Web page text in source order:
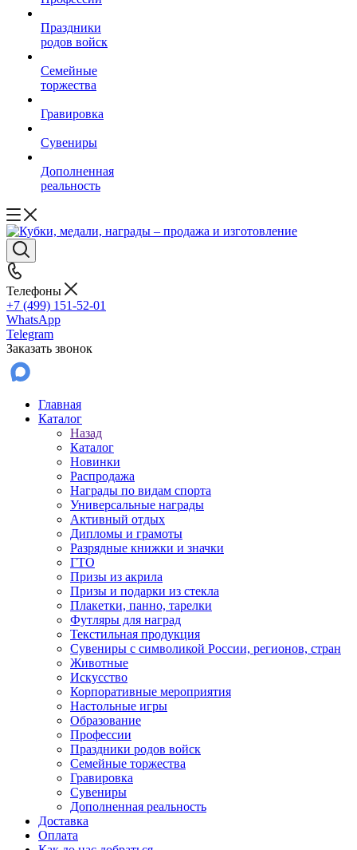
Праздники
родов войск
Семейные
торжества
Гравировка
Сувениры
Дополненная
реальность
Телефоны
+7 (499) 151-52-01
WhatsApp
Telegram
Заказать звонок
Главная
Каталог
Назад
Каталог
Новинки
Распродажа
Награды по видам спорта
Универсальные награды
Активный отдых
Дипломы и грамоты
Разрядные книжки и значки
ГТО
Призы из акрила
Призы и подарки из стекла
Плакетки, панно, тарелки
Футляры для наград
Текстильная продукция
Сувениры с символикой России, регионов, стран
Животные
Искусство
Корпоративные мероприятия
Настольные игры
Образование
Профессии
Праздники родов войск
Семейные торжества
Гравировка
Сувениры
Дополненная реальность
Доставка
Оплата